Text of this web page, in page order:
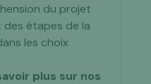
du projet
des étapes de la
les choix
plus sur nos